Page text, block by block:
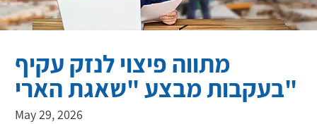
מתווה פיצוי לנזק עקיף
בעקבות מבצע "שאגת הארי"
May 29, 2026